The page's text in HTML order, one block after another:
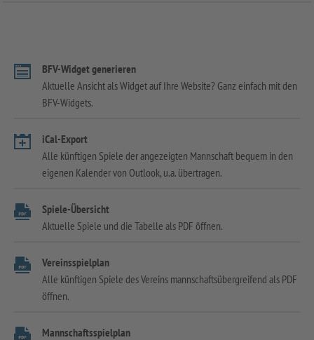
BFV-Widget generieren
Aktuelle Ansicht als Widget auf Ihre Website? Ganz einfach mit den
BFV-Widgets.
iCal-Export
Alle künftigen Spiele der angezeigten Mannschaft bequem in den
eigenen Kalender von Outlook, u.a. übertragen.
Spiele-Übersicht
Aktuelle Spiele und die Tabelle als PDF öffnen.
Vereinsspielplan
Alle künftigen Spiele des Vereins mannschaftsübergreifend als PDF
öffnen.
Mannschaftsspielplan